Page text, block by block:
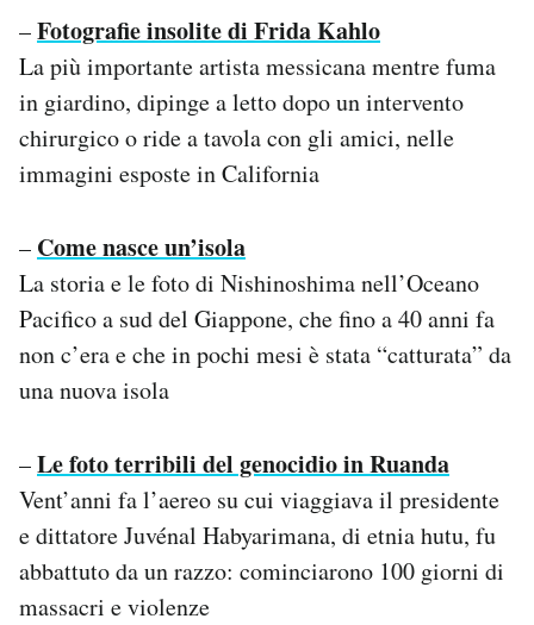
–Fotografie insolite di Frida Kahlo
La più importante artista messicana mentre fuma
in giardino, dipinge a letto dopo un intervento
chirurgico o ride a tavola con gli amici, nelle
immagini esposte in California
– Come nasce un’isola
La storia e le foto di Nishinoshima nell’Oceano
Pacifico a sud del Giappone, che fino a 40 anni fa
non c’era e che in pochi mesi è stata “catturata” da
una nuova isola
–Le foto terribili del genocidio in Ruanda
Vent’anni fa l’aereo su cui viaggiava il presidente
e dittatore Juvénal Habyarimana, di etnia hutu, fu
abbattuto da un razzo: cominciarono 100 giorni di
massacri e violenze